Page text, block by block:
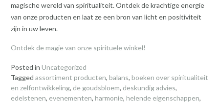
magische wereld van spiritualiteit. Ontdek de krachtige energie
van onze producten en laat ze een bron van licht en positiviteit
zijn in uw leven.
Ontdek de magie van onze spirituele winkel!
Posted in Uncategorized
Tagged assortiment producten, balans, boeken over spiritualiteit
en zelfontwikkeling, de goudsbloem, deskundig advies,
edelstenen, evenementen, harmonie, helende eigenschappen,